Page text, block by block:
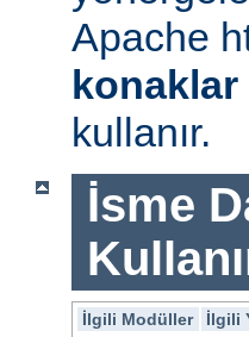
Apache
konaklar
kullanır.
İsme
İlgili Modüller
İlgili